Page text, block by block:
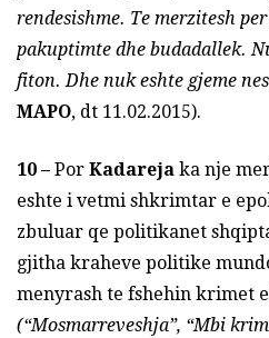
rendesishme. Te merzitesh
pakuptimte dhe budadallek.
fiton. Dhe nuk eshte gjeme
MAPO, dt 11.02.2015).
10 – Por Kadareja ka nje
eshte i vetmi shkrimtar e
zbuluar qe politikanet
gjitha kraheve politike
menyrash te fshehin krimet
(“Mosmarreveshja”, “Mbi